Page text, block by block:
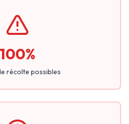
100%
récolte possibles